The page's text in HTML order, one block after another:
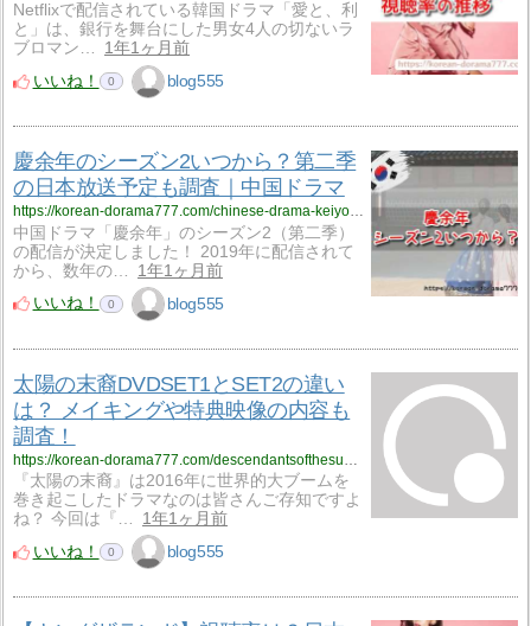
Netflixで配信されている韓国ドラマ「愛と、利
と」は、銀行を舞台にした男女4人の切ないラ
ブロマン…
1年1ヶ月前
いいね！
0 blog555
慶余年のシーズン2いつから？第二季
の日本放送予定も調査｜中国ドラマ
https://korean-dorama777.com/chinese-drama-keiyonen/
中国ドラマ「慶余年」のシーズン2（第二季）
の配信が決定しました！ 2019年に配信されて
から、数年の…
1年1ヶ月前
いいね！
0 blog555
太陽の末裔DVDSET1とSET2の違い
は？ メイキングや特典映像の内容も
調査！
『太陽の末裔』は2016年に世界的大ブームを
巻き起こしたドラマなのは皆さんご存知ですよ
ね？ 今回は『…
1年1ヶ月前
いいね！
0 blog555